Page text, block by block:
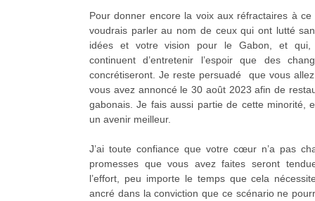
Pour donner encore la voix aux réfractaires à
voudrais parler au nom de ceux qui ont lutté
idées et votre vision pour le Gabon, et qui,
continuent d’entretenir l’espoir que des
concrétiseront. Je reste persuadé que vous
vous avez annoncé le 30 août 2023 afin de
gabonais. Je fais aussi partie de cette minorité,
un avenir meilleur.
J’ai toute confiance que votre cœur n’a pas
promesses que vous avez faites seront
l’effort, peu importe le temps que cela
ancré dans la conviction que ce scénario ne